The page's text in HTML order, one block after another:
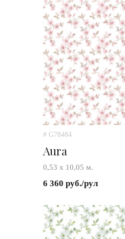
# G78484
Aura
0,53 х 10,05 м.
6 360 руб./рул